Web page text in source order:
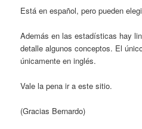
Está en español, pero pueden
Además en las estadísticas hay
detalle algunos conceptos. El
únicamente en inglés.
Vale la pena ir a este sitio.
(Gracias Bernardo)